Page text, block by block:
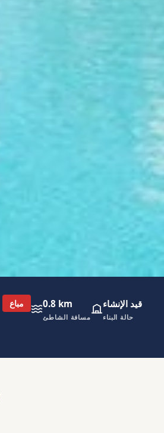
مباع 0.8 km
مسافة الشاطئ
قيد الإنشاء
حالة البناء